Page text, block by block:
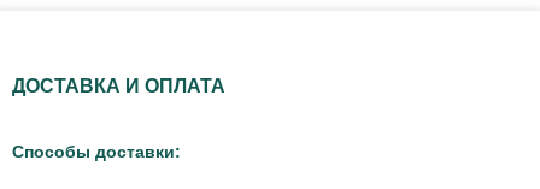
ДОСТАВКА И ОПЛАТА
Способы доставки: